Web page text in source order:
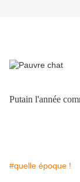
Putain l'année
#quelle époque !